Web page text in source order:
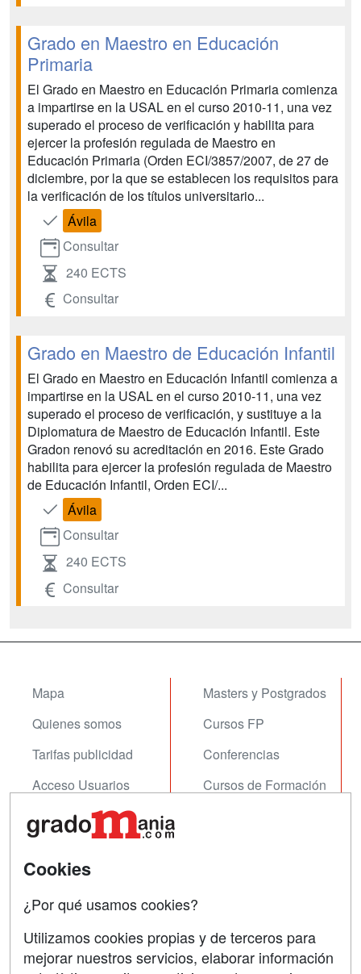
Grado en Maestro en Educación
Primaria
El Grado en Maestro en Educación Primaria comienza
a impartirse en la USAL en el curso 2010-11, una vez
superado el proceso de verificación y habilita para
ejercer la profesión regulada de Maestro en
Educación Primaria (Orden ECI/3857/2007, de 27 de
diciembre, por la que se establecen los requisitos para
la verificación de los títulos universitario...
Ávila
Consultar
240 ECTS
Consultar
Grado en Maestro de Educación Infantil
El Grado en Maestro en Educación Infantil comienza a
impartirse en la USAL en el curso 2010-11, una vez
superado el proceso de verificación, y sustituye a la
Diplomatura de Maestro de Educación Infantil. Este
Gradon renovó su acreditación en 2016. Este Grado
habilita para ejercer la profesión regulada de Maestro
de Educación Infantil, Orden ECI/...
Ávila
Consultar
240 ECTS
Consultar
Mapa
Quienes somos
Tarifas publicidad
Acceso Usuarios
Acceso Centros
Masters y Postgrados
Cursos FP
Conferencias
Cursos de Formación
Contactar
Copyleft
Cookies
¿Por qué usamos cookies?
Utilizamos cookies propias y de terceros para
mejorar nuestros servicios, elaborar información